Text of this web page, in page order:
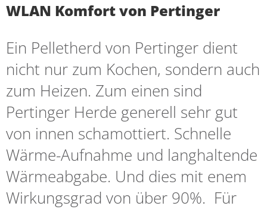
WLAN Komfort von Pertinger
Ein Pelletherd von Pertinger dient
nicht nur zum Kochen, sondern auch
zum Heizen. Zum einen sind
Pertinger Herde generell sehr gut
von innen schamottiert. Schnelle
Wärme-Aufnahme und langhaltende
Wärmeabgabe. Und dies mit enem
Wirkungsgrad von über 90%. Für